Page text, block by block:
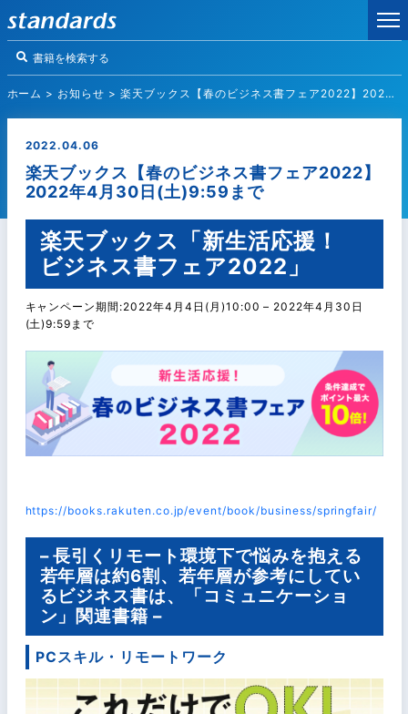
ホーム > お知らせ >楽天ブックス【春のビジネス書フェア2022】2022年4月30日(土)9:59まで
2022.04.06
楽天ブックス【春のビジネス書フェア2022】
2022年4月30日(土)9:59まで
楽天ブックス「新生活応援！
ビジネス書フェア2022」
キャンペーン期間:2022年4月4日(月)10:00 – 2022年4月30日
(土)9:59まで
https://books.rakuten.co.jp/event/book/business/springfair/
– 長引くリモート環境下で悩みを抱える
若年層は約6割、若年層が参考にしてい
るビジネス書は、「コミュニケーショ
ン」関連書籍 –
PCスキル・リモートワーク